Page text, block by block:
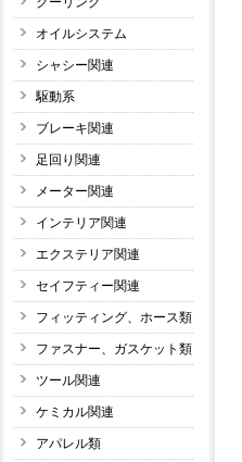
オイルシステム
シャシー関連
駆動系
ブレーキ関連
足回り関連
メーター関連
インテリア関連
エクステリア関連
セイフティー関連
フィッティング、ホース類
ファスナー、ガスケット類
ツール関連
ケミカル関連
アパレル類